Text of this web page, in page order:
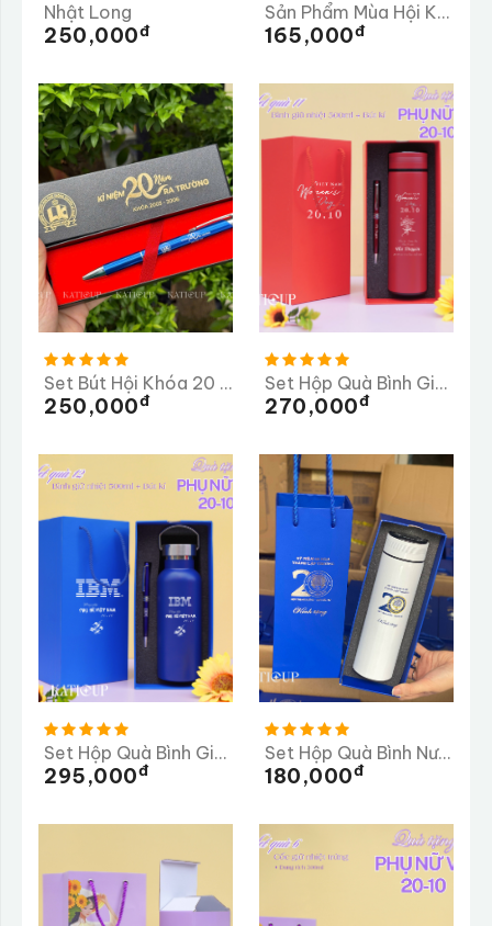
Nhật Long
250,000Đ
Sản Phẩm Mùa Hội Khóa
165,000Đ
Set Bút Hội Khóa 20 Năm Ra Trường THPT Chuyên Lê Khiết
250,000Đ
Set Hộp Quà Bình Giữ Nhiệt 500ml + Bút Kí
270,000Đ
Set Hộp Quà Bình Giữ Nhiệt 500ml + Bút Kí - Mẫu 2
295,000Đ
Set Hộp Quà Bình Nước
180,000Đ